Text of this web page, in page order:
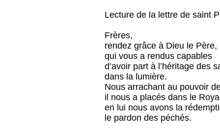
Lecture de la lettre de saint
Frères,
rendez grâce à Dieu le Père,
qui vous a rendus capables
d’avoir part à l’héritage des
dans la lumière.
Nous arrachant au pouvoir
il nous a placés dans le
en lui nous avons la
le pardon des péchés.